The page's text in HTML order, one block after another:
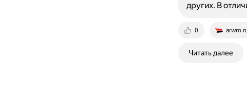
0
других. В
Читать далее